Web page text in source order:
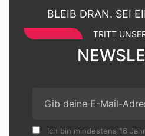
BLEIB DRAN. SEI
TRITT
Ich bin mindestens 16